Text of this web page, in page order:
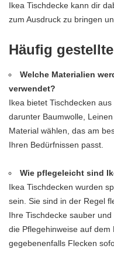
Ikea Tischdecke kann dir
zum Ausdruck zu bringen
Häufig
Welche Materialien
verwendet?
Ikea bietet Tischdecken
darunter Baumwolle,
Material wählen, das am
Ihren Bedürfnissen passt.
Wie pflegeleicht sind
Ikea Tischdecken wurden
sein. Sie sind in der Regel
Ihre Tischdecke sauber
die Pflegehinweise auf dem
gegebenenfalls Flecken